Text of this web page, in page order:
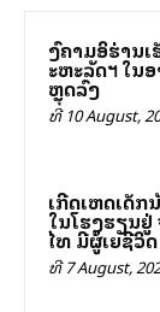
ສົງຄາມອິຮ່າ
ສະຫະລັດฯ ໃ
ຫຼຸດລົງ
ທີ 10 August,
ເກີດເຫດເດັ
ໃນໂຮງຮຽນ
ໄທ ມີຜູ້ເສຍຊີວິ
ທີ 7 August,